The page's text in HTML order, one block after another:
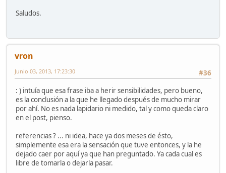
Saludos.
vron
#36
Junio 03, 2013, 17:23:30
: ) intuía que esa frase iba a herir sensibilidades, pero bueno,
es la conclusión a la que he llegado después de mucho mirar
por ahí. No es nada lapidario ni medido, tal y como queda claro
en el post, pienso.
referencias ? ... ni idea, hace ya dos meses de ésto,
simplemente esa era la sensación que tuve entonces, y la he
dejado caer por aquí ya que han preguntado. Ya cada cual es
libre de tomarla o dejarla pasar.